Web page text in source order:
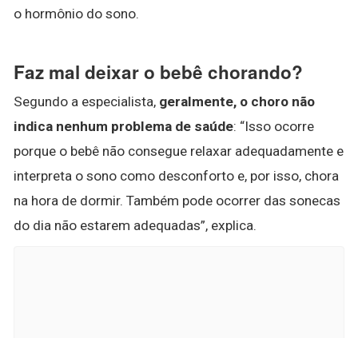
o hormônio do sono.
Faz mal deixar o bebê chorando?
Segundo a especialista, geralmente, o choro não
indica nenhum problema de saúde: “Isso ocorre
porque o bebê não consegue relaxar adequadamente e
interpreta o sono como desconforto e, por isso, chora
na hora de dormir. Também pode ocorrer das sonecas
do dia não estarem adequadas”, explica.